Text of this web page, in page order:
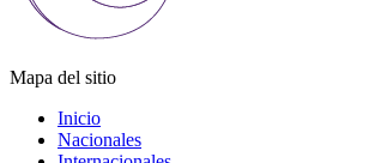
Mapa del sitio
Inicio
Nacionales